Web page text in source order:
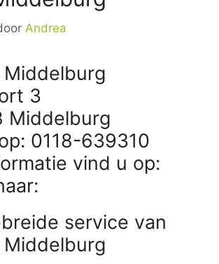
Andrea
Middelburg
3
Middelburg
0118-639310
vind u op:
service van
Middelburg